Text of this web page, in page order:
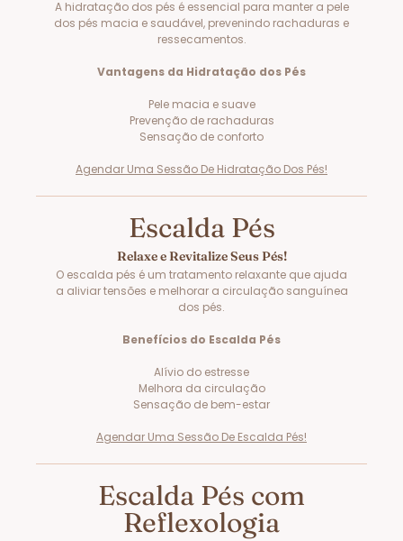
A hidratação dos pés é essencial para manter a pele
dos pés macia e saudável, prevenindo rachaduras e
ressecamentos.
Vantagens da Hidratação dos Pés
Pele macia e suave
Prevenção de rachaduras
Sensação de conforto
Agendar Uma Sessão De Hidratação Dos Pés!
Escalda Pés
Relaxe e Revitalize Seus Pés!
O escalda pés é um tratamento relaxante que ajuda
a aliviar tensões e melhorar a circulação sanguínea
dos pés.
Benefícios do Escalda Pés
Alívio do estresse
Melhora da circulação
Sensação de bem-estar
Agendar Uma Sessão De Escalda Pés!
Escalda Pés com
Reflexologia